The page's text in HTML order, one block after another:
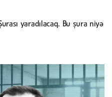
yaradılacaq. Bu şura niyə